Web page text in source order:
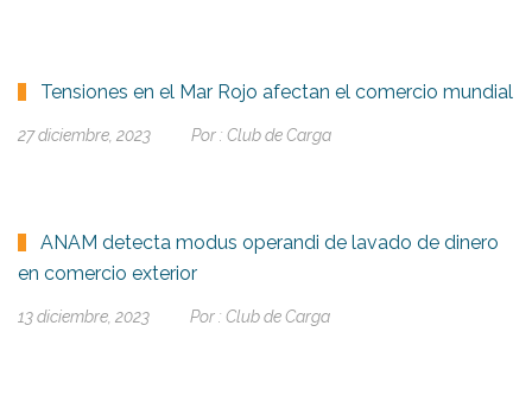
Tensiones en el Mar Rojo afectan el comercio mundial
27 diciembre, 2023 Por : Club de Carga
ANAM detecta modus operandi de lavado de dinero
en comercio exterior
13 diciembre, 2023 Por : Club de Carga